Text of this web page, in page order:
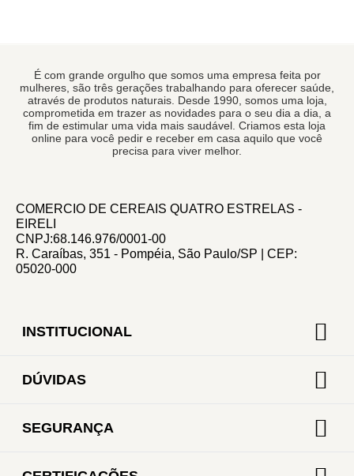
É com grande orgulho que somos uma empresa feita por
mulheres, são três gerações trabalhando para oferecer saúde,
através de produtos naturais. Desde 1990, somos uma loja,
comprometida em trazer as novidades para o seu dia a dia, a
fim de estimular uma vida mais saudável. Criamos esta loja
online para você pedir e receber em casa aquilo que você
precisa para viver melhor.
COMERCIO DE CEREAIS QUATRO ESTRELAS -
EIRELI
CNPJ:68.146.976/0001-00
R. Caraíbas, 351 - Pompéia, São Paulo/SP | CEP:
05020-000
INSTITUCIONAL
DÚVIDAS
SEGURANÇA